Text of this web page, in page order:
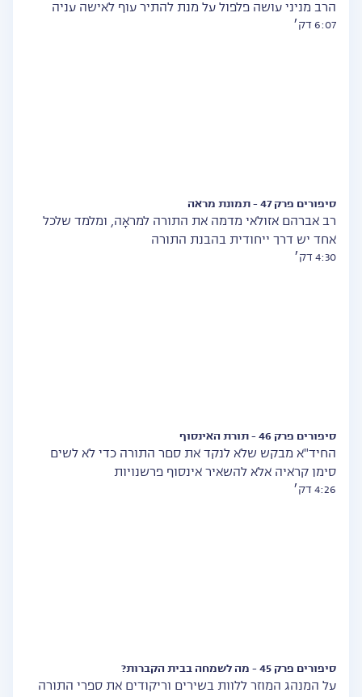
הרב מניני עושה פלפול על מנת להתיר עוף לאישה עניה
6:07 דק׳
סיפורים פרק 47 - תמונת מראה
רב אברהם אזולאי מדמה את התורה למראָה, ומלמד שלכל
אחד יש דרך ייחודית בהבנת התורה
4:30 דק׳
סיפורים פרק 46 - תורת האינסוף
החיד"א מבקש שלא לנקד את סםר התורה כדי לא לשים
סימן קראיה אלא להשאיר אינסוף פרשנויות
4:26 דק׳
סיפורים פרק 45 - מה לשמחה בבית הקברות?
על המנהג המוזר ללוות בשירים וריקודים את ספרי התורה